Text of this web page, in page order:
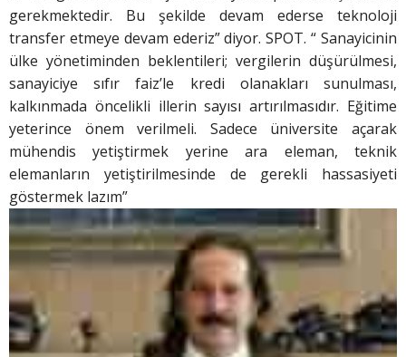
gerekmektedir. Bu şekilde devam ederse teknoloji
transfer etmeye devam ederiz” diyor. SPOT. “ Sanayicinin
ülke yönetiminden beklentileri; vergilerin düşürülmesi,
sanayiciye sıfır faiz’le kredi olanakları sunulması,
kalkınmada öncelikli illerin sayısı artırılmasıdır. Eğitime
yeterince önem verilmeli. Sadece üniversite açarak
mühendis yetiştirmek yerine ara eleman, teknik
elemanların yetiştirilmesinde de gerekli hassasiyeti
göstermek lazım”